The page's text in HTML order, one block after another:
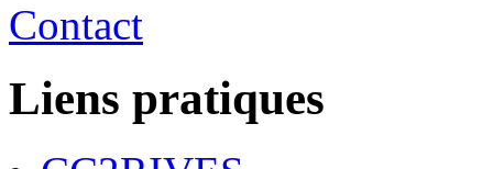
Contact
Liens pratiques